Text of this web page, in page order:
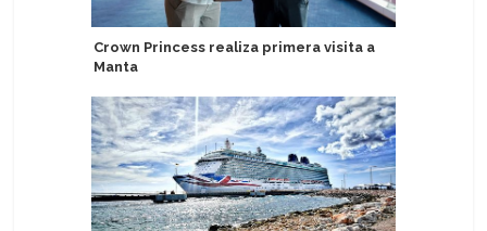
Crown Princess realiza primera visita a
Manta